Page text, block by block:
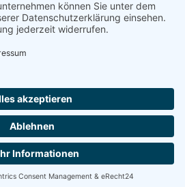
Nutzungsbedingungen
Datenschutz